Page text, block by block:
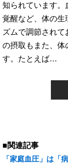
知られています。
覚醒など、体の生
ズムで調節され
の摂取もまた、体
す。たとえば…
■関連記事
「家庭血圧」は「